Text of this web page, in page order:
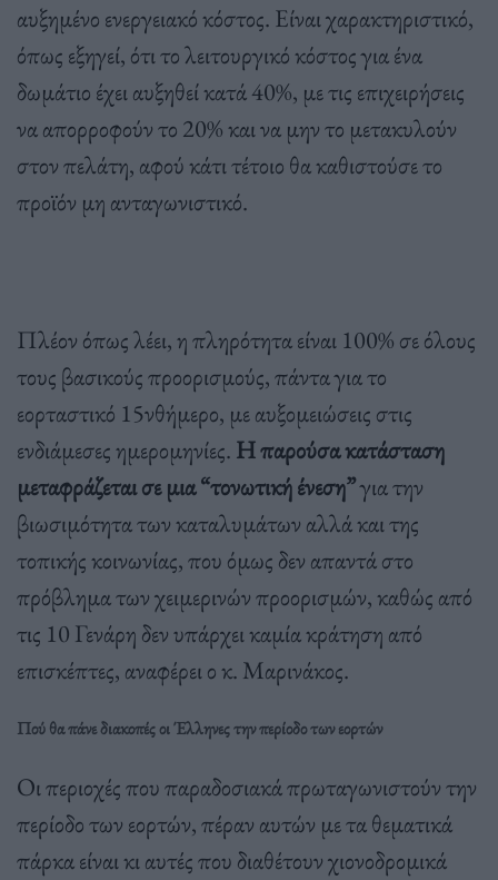
αυξημένο ενεργειακό κόστος. Είναι χαρακτηριστικό,
όπως εξηγεί, ότι το λειτουργικό κόστος για ένα
δωμάτιο έχει αυξηθεί κατά 40%, με τις επιχειρήσεις
να απορροφούν το 20% και να μην το μετακυλούν
στον πελάτη, αφού κάτι τέτοιο θα καθιστούσε το
προϊόν μη ανταγωνιστικό.
Πλέον όπως λέει, η πληρότητα είναι 100% σε όλους
τους βασικούς προορισμούς, πάντα για το
εορταστικό 15νθήμερο, με αυξομειώσεις στις
ενδιάμεσες ημερομηνίες. Η παρούσα κατάσταση
μεταφράζεται σε μια “τονωτική ένεση”για την
βιωσιμότητα των καταλυμάτων αλλά και της
τοπικής κοινωνίας, που όμως δεν απαντά στο
πρόβλημα των χειμερινών προορισμών, καθώς από
τις 10 Γενάρη δεν υπάρχει καμία κράτηση από
επισκέπτες, αναφέρει ο κ. Μαρινάκος.
Πού θα πάνε διακοπές οι Έλληνες την περίοδο των εορτών
Οι περιοχές που παραδοσιακά πρωταγωνιστούν την
περίοδο των εορτών, πέραν αυτών με τα θεματικά
πάρκα είναι κι αυτές που διαθέτουν χιονοδρομικά